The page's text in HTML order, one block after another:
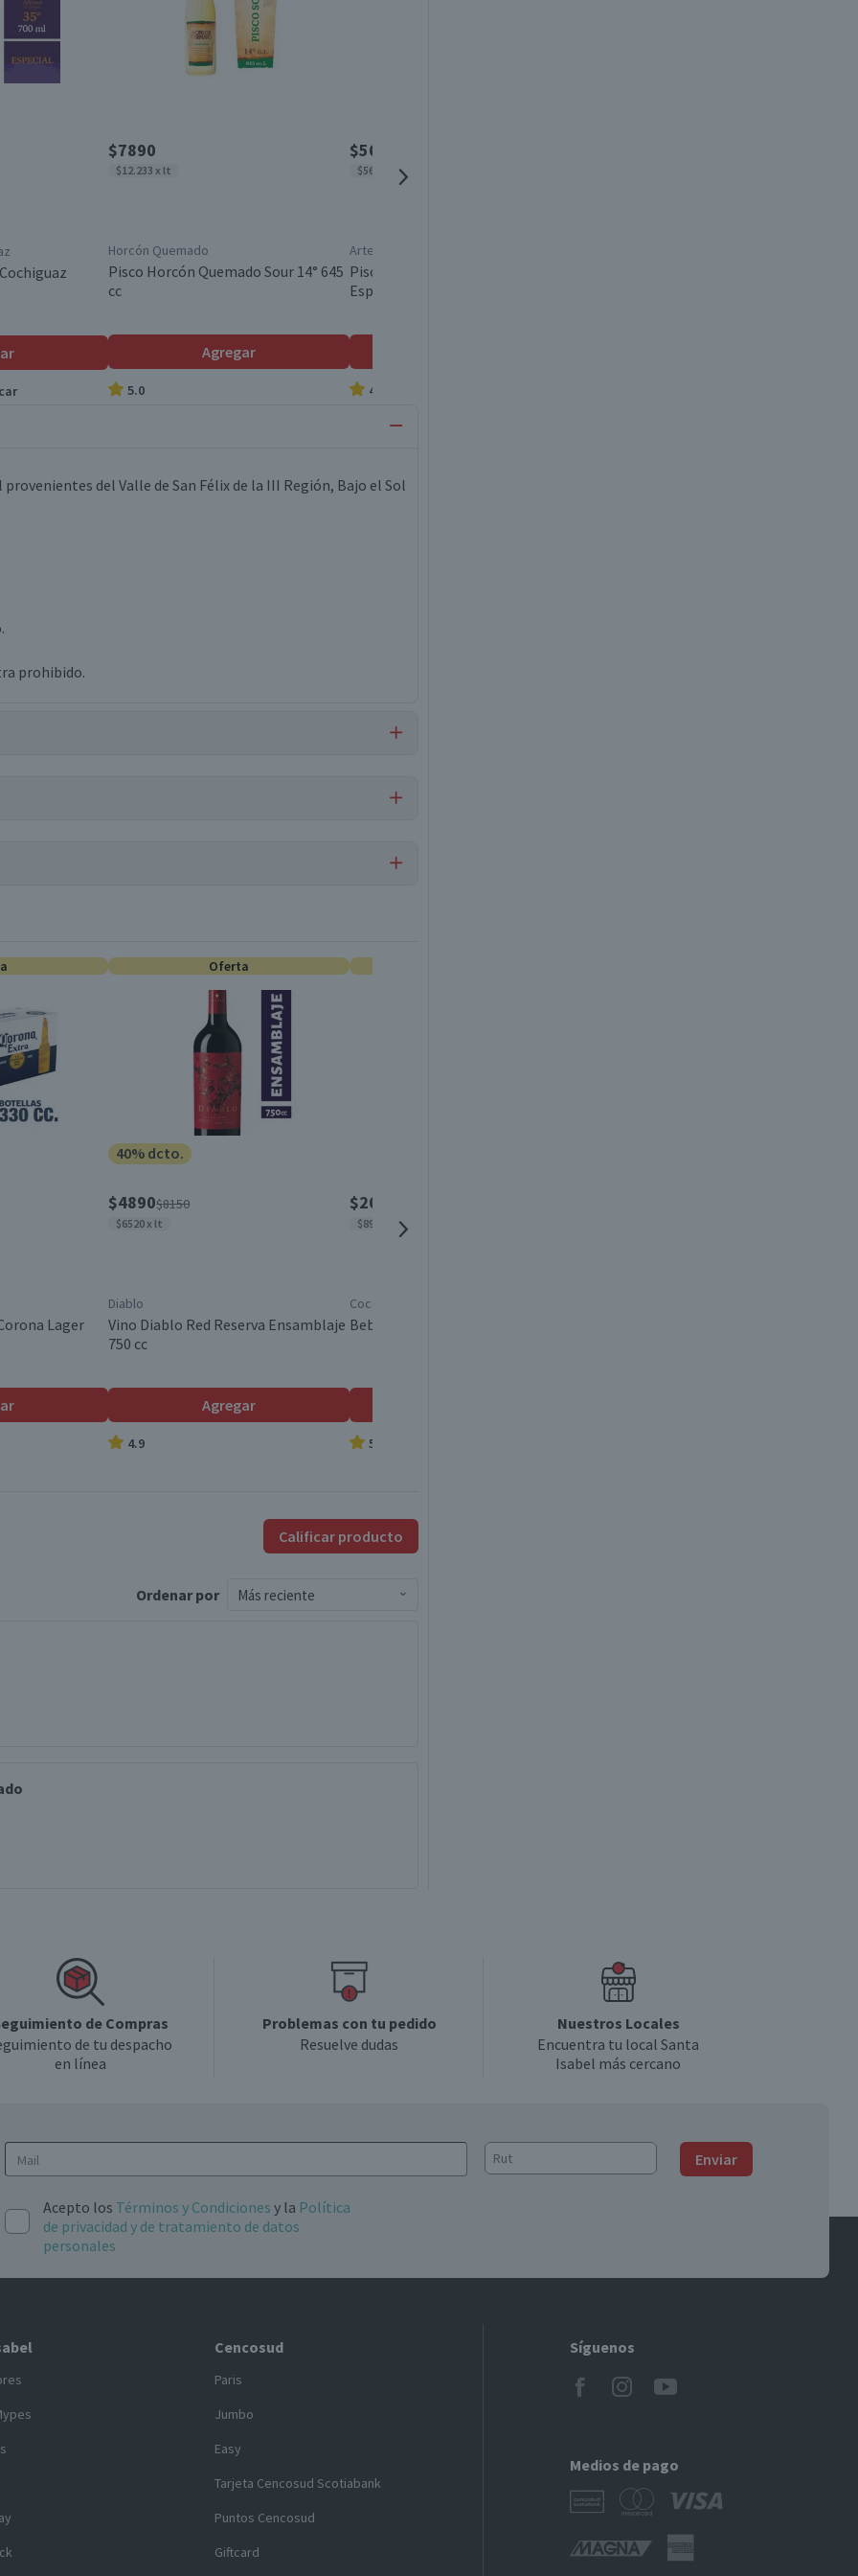
$7890
$12.233 x lt
Horcón Quemado
Pisco Horcón Quemado Sour 14° 645
cc
Agregar
5.0
$5690
$5690 x lt
Artesanos del Cochiguaz
Pisco Artesanos del Cochiguaz
Especial 35° 1 L
4.5
del Valle de San Félix de la III Región, Bajo el Sol
prohibido.
Chile
35.0°
Lager
Oferta
40% dcto.
$4890$8150
$6520 x lt
Diablo
Vino Diablo Red Reserva Ensamblaje
750 cc
Agregar
4.9
$2690
$897 x lt
Coca-Cola
Bebida Coca-Cola Zero 3 L
5.0
Calificar producto
Ordenar por Más reciente
de Compras
de tu despacho
en línea
Problemas con tu pedido
Resuelve dudas
Nuestros Locales
Encuentra tu local Santa
Isabel más cercano
Enviar
Acepto los Términos y Condiciones y la Política
de privacidad y de tratamiento de datos
personales
Cencosud
Paris
Jumbo
Easy
Tarjeta Cencosud Scotiabank
Puntos Cencosud
Giftcard
Síguenos
Medios de pago